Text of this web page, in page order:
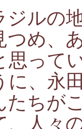
ルの
つめ、
思って
に、永
たちが
、人々